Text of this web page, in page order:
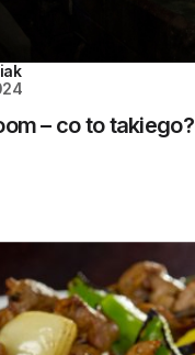
– co to takiego?